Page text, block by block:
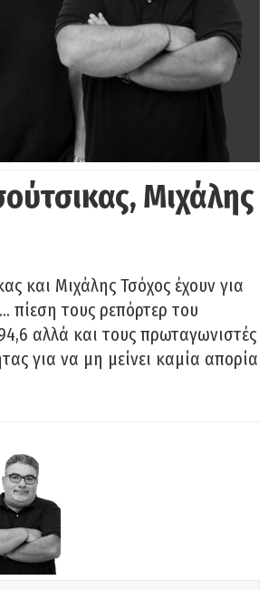
Μιχάλης
και Μιχάλης Τσόχος έχουν για
πίεση τους ρεπόρτερ του
αλλά και τους πρωταγωνιστές
για να μη μείνει καμία απορία